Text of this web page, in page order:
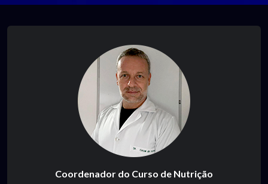
Coordenador do Curso de Nutrição